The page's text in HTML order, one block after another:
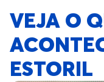
VEJA O
ESTORIL